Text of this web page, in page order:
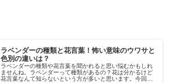
ラベンダーの種類と花言葉！怖い意味のウワサと
色別の違いは？
ラベンダーの種類や花言葉を聞かれると思い悩むかもしれ
ませんね。ラベンダーって種類があるの？花は分かるけど
花言葉なんて知らないという方が多いと思います。今回は